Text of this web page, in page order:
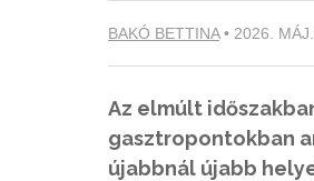
BAKÓ BETTINA• 2026. MÁJ.
Az elmúlt
gasztropontokban
újabbnál újabb